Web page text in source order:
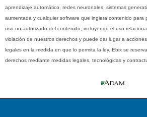
aprendizaje automático, redes neuronales, sistemas
aumentada y cualquier software que ingiera contenido para
uso no autorizado del contenido, incluyendo el uso
violación de nuestros derechos y puede dar lugar a
legales en la medida en que lo permita la ley. Ebix se
derechos mediante medidas legales, tecnológicas y